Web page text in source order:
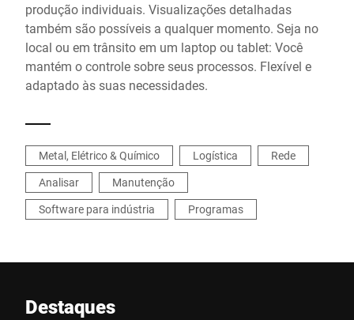
produção individuais. Visualizações detalhadas
também são possíveis a qualquer momento. Seja no
local ou em trânsito em um laptop ou tablet: Você
mantém o controle sobre seus processos. Flexível e
adaptado às suas necessidades.
Metal, Elétrico & Químico Logística
Rede
Analisar
Manutenção
Software para indústria
Programas
Destaques